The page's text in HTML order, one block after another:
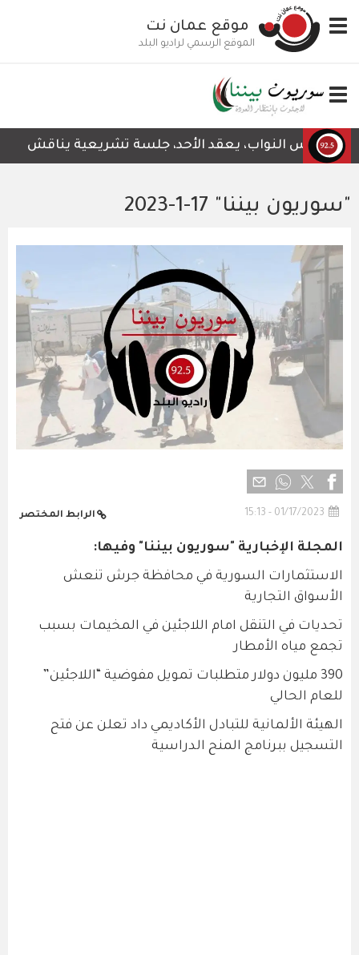
إلى
المحتوى
Toggle
navigation
موقع عمان نت
الموقع الرسمي لراديو البلد
Toggle
navigation
مجلس النواب، يعقد الأحد، جلسة تشريعية يناقش خلالها
"سوريون بيننا" 17-1-2023
01/17/2023 - 15:13 الرابط المختصر
المجلة الإخبارية "سوريون بيننا" وفيها:
الاستثمارات السورية في محافظة جرش تنعش
الأسواق التجارية
تحديات في التنقل امام اللاجئين في المخيمات بسبب
تجمع مياه الأمطار
390 مليون دولار متطلبات تمويل مفوضية “اللاجئين”
للعام الحالي
الهيئة الألمانية للتبادل الأكاديمي داد تعلن عن فتح
التسجيل ببرنامج المنح الدراسية